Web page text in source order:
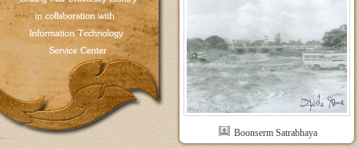
Boonserm Satrabhaya